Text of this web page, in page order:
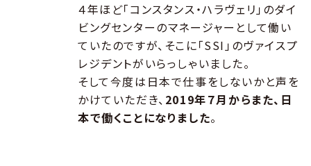
４年ほど「コンスタンス・ハラヴェリ」のダイ
ビングセンターのマネージャーとして働い
ていたのですが、そこに「SSI」のヴァイスプ
レジデントがいらっしゃいました。
そして今度は日本で仕事をしないかと声を
かけていただき、 2019年７月からまた、日
本で働くことになりました。